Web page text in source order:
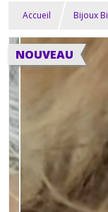
Accueil Bijoux
NOUVEAU